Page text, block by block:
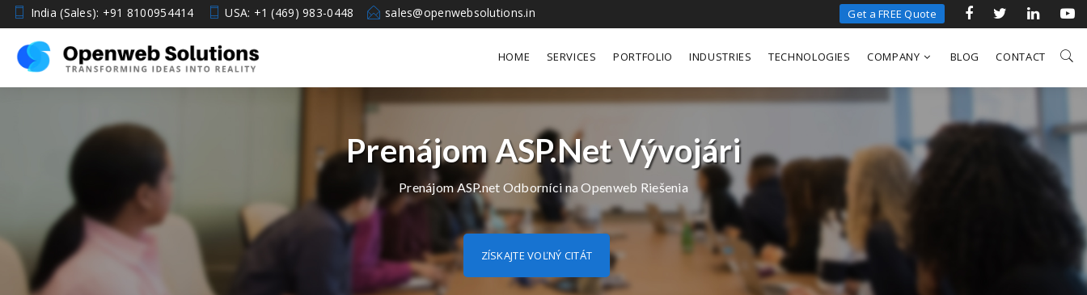
India (Sales): +91 8100954414 USA: +1 (469) 983-0448 sales@openwebsolutions.in Get a FREE Quote
HOME SERVICES PORTFOLIO INDUSTRIES TECHNOLOGIES COMPANY BLOG CONTACT
Prenájom ASP.net Vývojári
Prenájom ASP.net Odborníci na Openweb Riešenia
ZÍSKAJTE VOĽNÝ CITÁT